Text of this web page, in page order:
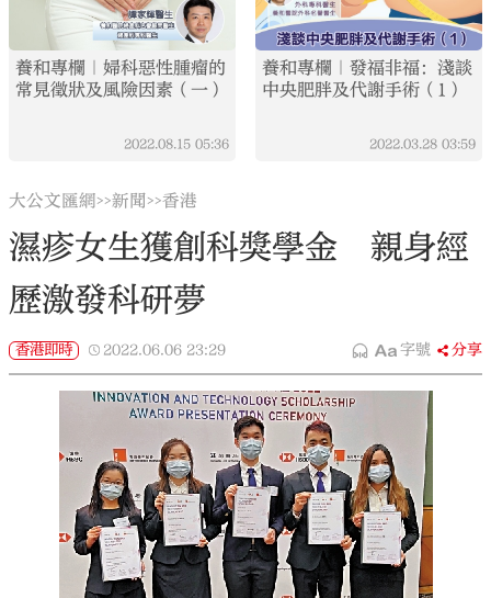
養和專欄｜婦科惡性腫瘤的
常見徵狀及風險因素（一）
2022.08.15 05:36
養和專欄｜發福非福：淺談
中央肥胖及代謝手術（1）
2022.03.28 03:59
大公文匯網>>新聞>>香港
濕疹女生獲創科獎學金 親身經
歷激發科研夢
香港即時 2022.06.06 23:29 字號 分享